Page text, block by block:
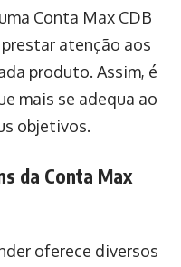
Conta Max CDB
atenção aos
produto. Assim, é
mais se adequa ao
objetivos.
da Conta Max
oferece diversos